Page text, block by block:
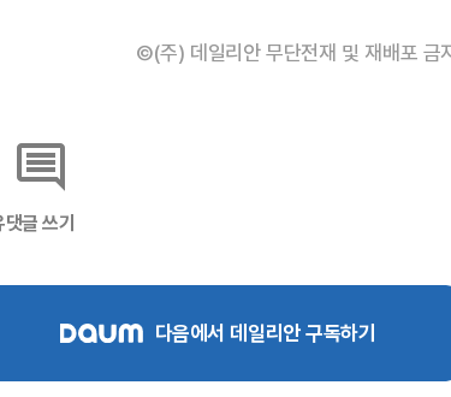
©(주) 데일리안 무단전재 및 재배포 금
댓글 쓰기
다음에서 데일리안 구독하기